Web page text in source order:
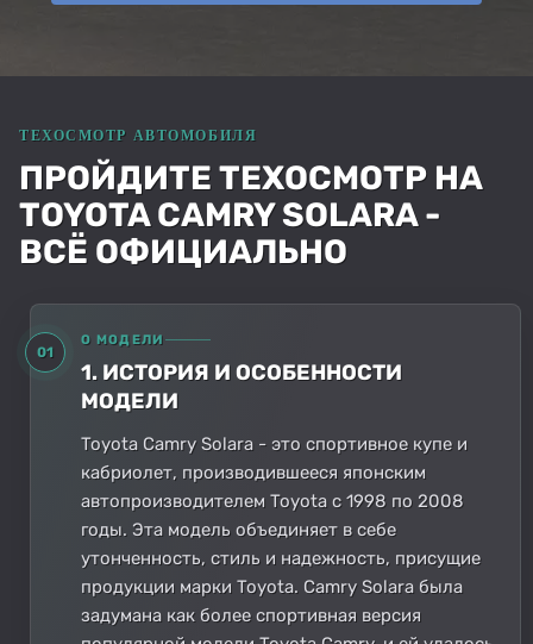
ПРОЙДИТЕ ТЕХОСМОТР НА
TOYOTA CAMRY SOLARA -
ВСЁ ОФИЦИАЛЬНО
01
О МОДЕЛИ
1. ИСТОРИЯ И ОСОБЕННОСТИ
МОДЕЛИ
Toyota Camry Solara - это спортивное купе и
кабриолет, производившееся японским
автопроизводителем Toyota с 1998 по 2008
годы. Эта модель объединяет в себе
утонченность, стиль и надежность, присущие
продукции марки Toyota. Camry Solara была
задумана как более спортивная версия